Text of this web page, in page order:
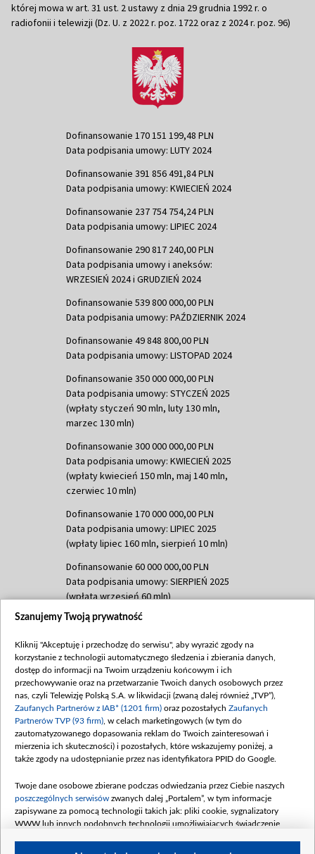
której mowa w art. 31 ust. 2 ustawy z dnia 29 grudnia 1992 r. o
radiofonii i telewizji (Dz. U. z 2022 r. poz. 1722 oraz z 2024 r. poz. 96)
Dofinansowanie 170 151 199,48 PLN
Data podpisania umowy: LUTY 2024
Dofinansowanie 391 856 491,84 PLN
Data podpisania umowy: KWIECIEŃ 2024
Dofinansowanie 237 754 754,24 PLN
Data podpisania umowy: LIPIEC 2024
Dofinansowanie 290 817 240,00 PLN
Data podpisania umowy i aneksów:
WRZESIEŃ 2024 i GRUDZIEŃ 2024
Dofinansowanie 539 800 000,00 PLN
Data podpisania umowy: PAŹDZIERNIK 2024
Dofinansowanie 49 848 800,00 PLN
Data podpisania umowy: LISTOPAD 2024
Dofinansowanie 350 000 000,00 PLN
Data podpisania umowy: STYCZEŃ 2025
(wpłaty styczeń 90 mln, luty 130 mln,
marzec 130 mln)
Dofinansowanie 300 000 000,00 PLN
Data podpisania umowy: KWIECIEŃ 2025
(wpłaty kwiecień 150 mln, maj 140 mln,
czerwiec 10 mln)
Dofinansowanie 170 000 000,00 PLN
Data podpisania umowy: LIPIEC 2025
(wpłaty lipiec 160 mln, sierpień 10 mln)
Dofinansowanie 60 000 000,00 PLN
Data podpisania umowy: SIERPIEŃ 2025
(wpłata wrzesień 60 mln)
Dofinansowanie 635 783 051,21 PLN
(wpłata wrzesień 100 mln, październik 350
mln, listopad 265 mln)
Dofinansowanie 48 862 000,00 PLN
Data podpisania umowy: GRUDZIEŃ 2025
(wpłata grudzień 60,548 mln)
Dofinansowanie 900 000 000,00 PLN
Data podpisania umowy: LUTY 2026 (wpłata
kwiecień 180 mln, 7 maja 180 mln, 8
czerwca 90 mln)
Dofinansowanie 250 000 000,00 PLN
Szanujemy Twoją prywatność
Kliknij "Akceptuję i przechodzę do serwisu", aby wyrazić zgody na
korzystanie z technologii automatycznego śledzenia i zbierania danych,
dostęp do informacji na Twoim urządzeniu końcowym i ich
przechowywanie oraz na przetwarzanie Twoich danych osobowych przez
nas, czyli Telewizję Polską S.A. w likwidacji (zwaną dalej również „TVP”),
Zaufanych Partnerów z IAB* (1201 firm) oraz pozostałych Zaufanych
Partnerów TVP (93 firm) , w celach marketingowych (w tym do
zautomatyzowanego dopasowania reklam do Twoich zainteresowań i
mierzenia ich skuteczności) i pozostałych, które wskazujemy poniżej, a
także zgody na udostępnianie przez nas identyfikatora PPID do Google.
Twoje dane osobowe zbierane podczas odwiedzania przez Ciebie naszych
poszczególnych serwisów zwanych dalej „Portalem”, w tym informacje
zapisywane za pomocą technologii takich jak: pliki cookie, sygnalizatory
WWW lub innych podobnych technologii umożliwiających świadczenie